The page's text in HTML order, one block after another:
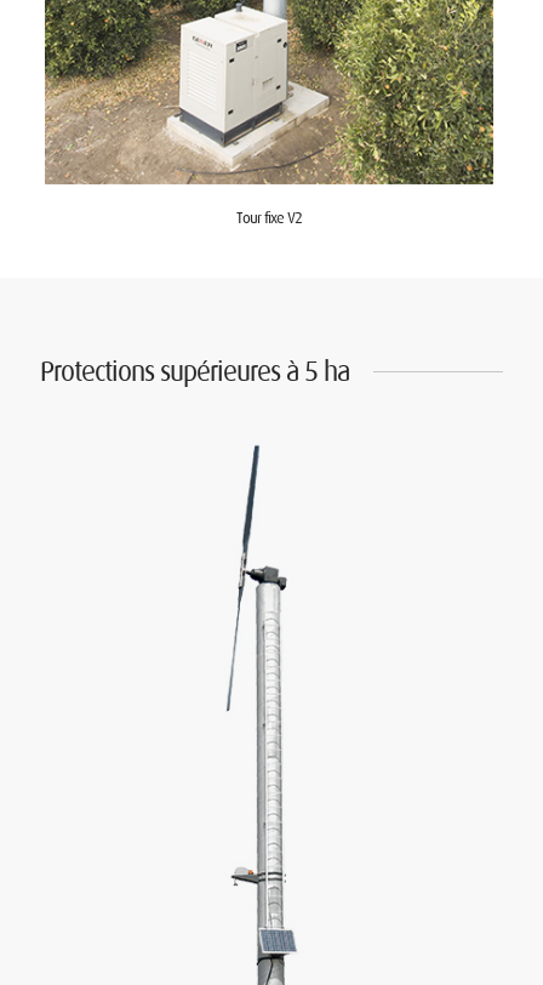
Tour fixe V2
Protections supérieures à 5 ha